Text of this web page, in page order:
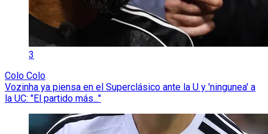
3
Colo Colo
Vozinha ya piensa en el Superclásico ante la U y 'ningunea' a
la UC: "El partido más..."